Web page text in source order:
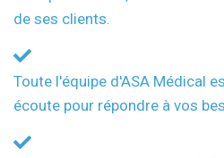
de ses clients.
Toute l'équipe d'ASA Médical
écoute pour répondre à vos